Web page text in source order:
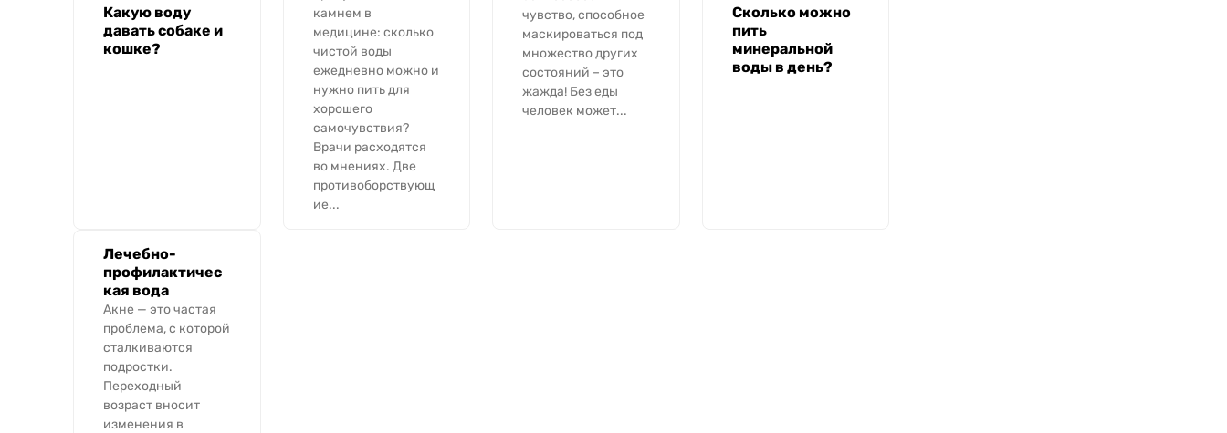
Какую воду
давать собаке и
кошке?
камнем в
медицине: сколько
чистой воды
ежедневно можно и
нужно пить для
хорошего
самочувствия?
Врачи расходятся
во мнениях. Две
противоборствующ
ие...
чувство, способное
маскироваться под
множество других
состояний – это
жажда! Без еды
человек может...
Сколько можно
пить
минеральной
воды в день?
Лечебно-
профилактичес
кая вода
Акне — это частая
проблема, с которой
сталкиваются
подростки.
Переходный
возраст вносит
изменения в